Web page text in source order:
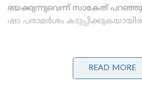
ഭയക്കുന്നുവെന്ന് സാകേത്
ഷാ പരാമർശം
READ MORE